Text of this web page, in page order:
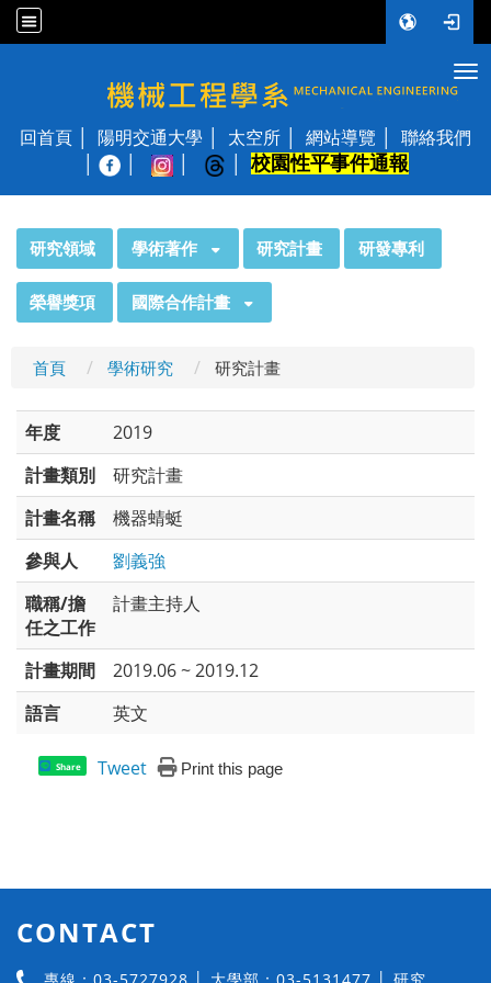
國立陽明交通大學 機械工程學系
回首頁 陽明交通大學 太空所 網站導覽
聯絡我們
校園性平事件通報
研究領域 學術著作 研究計畫 研發專利
榮譽獎項 國際合作計畫
首頁 學術研究 研究計畫
年度
2019
計畫類別
研究計畫
計畫名稱
機器蜻蜓
參與人
劉義強
職稱/擔
任之工作
計畫主持人
計畫期間
2019.06 ~ 2019.12
語言
英文
Share Tweet Print this page
CONTACT